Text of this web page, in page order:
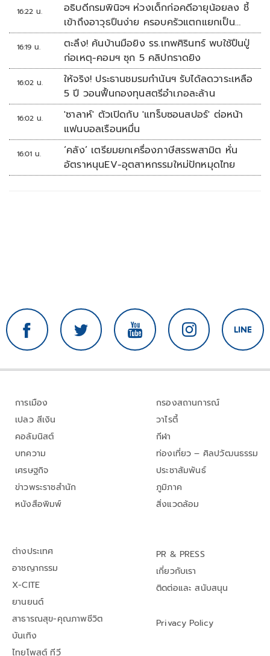
16:22 น.
อธิบดีกรมพินิจฯ ห่วงเด็กก่อคดีอายุน้อยลง ชี้
เข้าถึงอาวุธปืนง่าย ครอบครัวแตกแยกเป็น
ชนวนสำคัญ
16:19 น.
ตะลึง! ค้นบ้านมือยิง รร.เทพศิรินทร์ พบใช้ปืนปู่
ก่อเหตุ-คอมฯ ซุก 5 คลิปกราดยิง
16:02 น.
ให้จริง! ประธานชมรมกำนันฯ รับได้ลดวาระเหลือ
5 ปี วอนฟื้นกองทุนสตรีอำเภอละล้าน
16:02 น.
'ซาลาห์' ตัวเปิดกับ 'แทร็บซอนสปอร์' ต่อหน้า
แฟนบอลเรือนหมื่น
16:01 น.
‘คลัง’ เตรียมยกเครื่องภาษีสรรพสามิต หั่น
อัตราหนุนEV-อุตสาหกรรมใหม่ปักหมุดไทย
การเมือง
เปลว สีเงิน
คอลัมนิสต์
บทความ
เศรษฐกิจ
ข่าวพระราชสำนัก
หนังสือพิมพ์
กรองสถานการณ์
วาไรตี้
กีฬา
ท่องเที่ยว – ศิลปวัฒนธรรม
ประชาสัมพันธ์
ภูมิภาค
สิ่งแวดล้อม
ต่างประเทศ
อาชญากรรม
X-CITE
ยานยนต์
สาธารณสุข-คุณภาพชีวิต
บันเทิง
ไทยโพสต์ ทีวี
PR & PRESS
เกี่ยวกับเรา
ติดต่อและ สนับสนุน
Privacy Policy